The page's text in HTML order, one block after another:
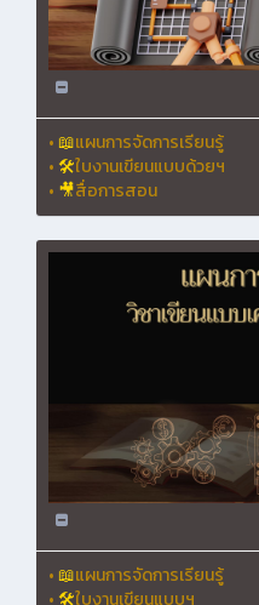
• 📖แผนการจัดการเรียนรู้
• 🛠ใบงานเขียนแบบด้วยฯ
• 🎥สื่อการสอน
• 📖แผนการจัดการเรียนรู้
• 🛠ใบงานเขียนแบบฯ